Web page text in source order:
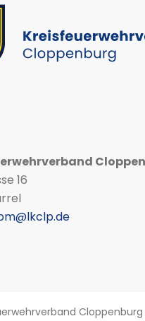
16
Cloppenburg